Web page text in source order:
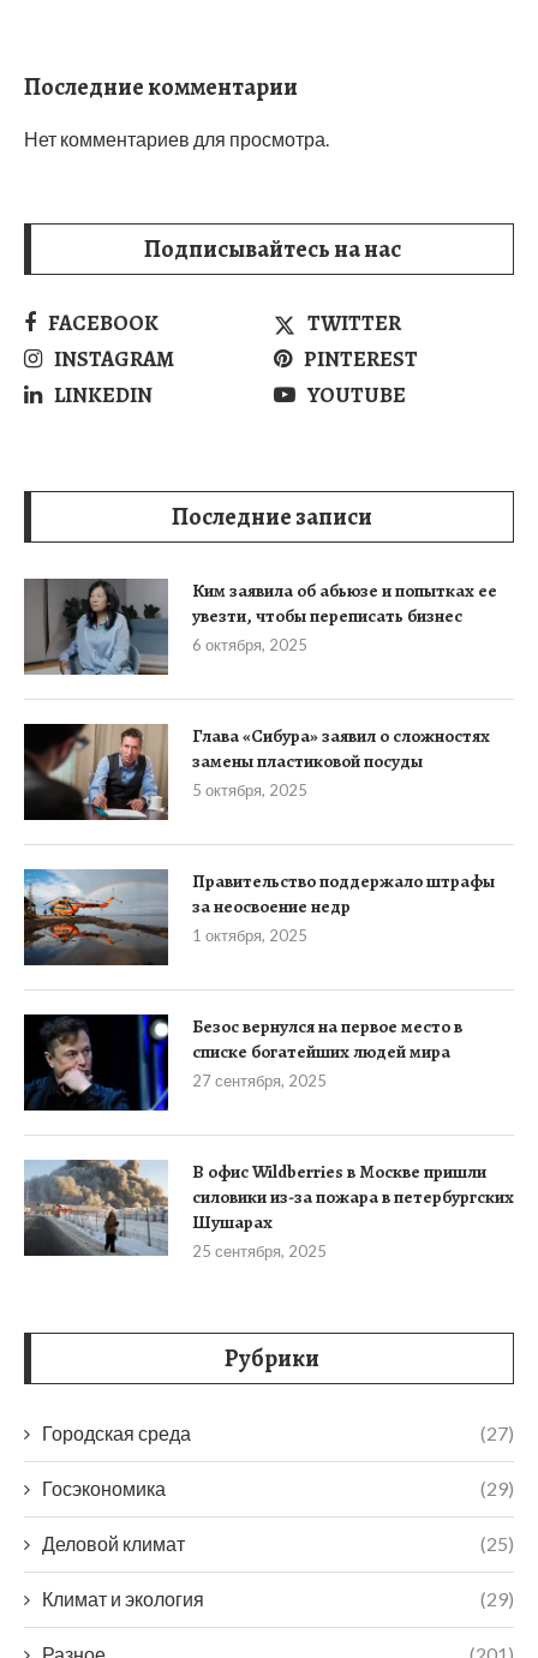
Последние комментарии
Нет комментариев для просмотра.
Подписывайтесь на нас
FACEBOOK
TWITTER
INSTAGRAM
PINTEREST
LINKEDIN
YOUTUBE
Последние записи
Ким заявила об абьюзе и попытках ее
увезти, чтобы переписать бизнес
6 октября, 2025
Глава «Сибура» заявил о сложностях
замены пластиковой посуды
5 октября, 2025
Правительство поддержало штрафы
за неосвоение недр
1 октября, 2025
Безос вернулся на первое место в
списке богатейших людей мира
27 сентября, 2025
В офис Wildberries в Москве пришли
силовики из-за пожара в петербургских
Шушарах
25 сентября, 2025
Рубрики
Городская среда (27)
Госэкономика (29)
Деловой климат (25)
Климат и экология (29)